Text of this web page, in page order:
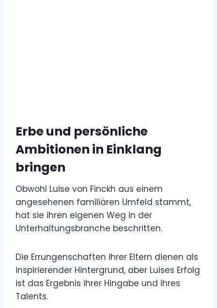
Erbe und persönliche
Ambitionen in Einklang
bringen
Obwohl Luise von Finckh aus einem
angesehenen familiären Umfeld stammt,
hat sie ihren eigenen Weg in der
Unterhaltungsbranche beschritten.
Die Errungenschaften ihrer Eltern dienen als
inspirierender Hintergrund, aber Luises Erfolg
ist das Ergebnis ihrer Hingabe und ihres
Talents.